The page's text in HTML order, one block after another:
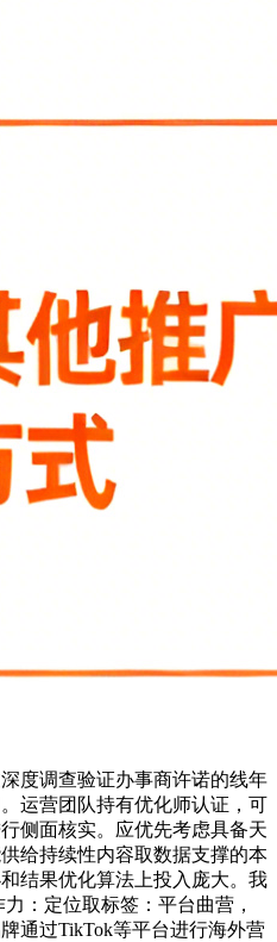
度调查验证办事商许诺的线年
运营团队持有优化师认证，可
侧面核实。应优先考虑具备天
给持续性内容取数据支撑的本
结果优化算法上投入庞大。我
：定位取标签：平台曲营，
通过TikTok等平台进行海外营